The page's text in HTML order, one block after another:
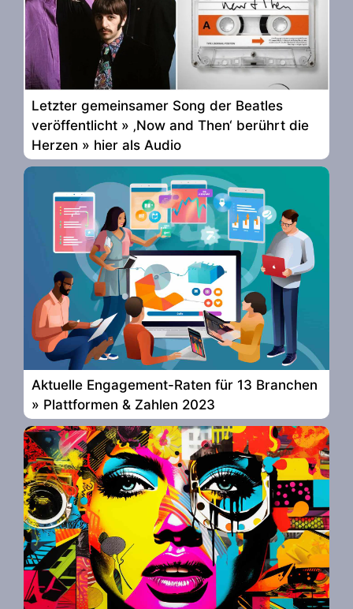
Letzter gemeinsamer Song der Beatles
veröffentlicht » ‚Now and Then‘ berührt die
Herzen » hier als Audio
Aktuelle Engagement-Raten für 13 Branchen
» Plattformen & Zahlen 2023